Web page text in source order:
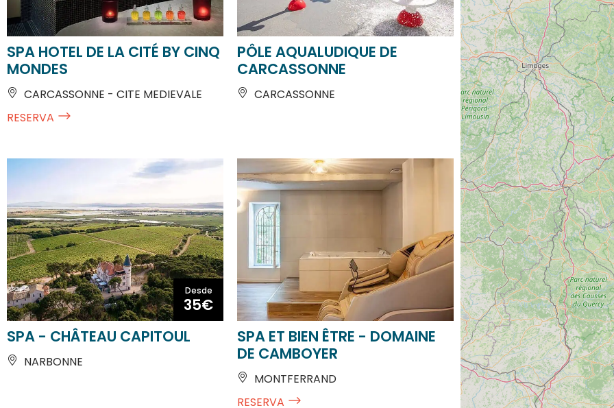
SPA HOTEL DE LA CITÉ BY CINQ
MONDES
CARCASSONNE - CITE MEDIEVALE
RESERVA
PÔLE AQUALUDIQUE DE
CARCASSONNE
CARCASSONNE
Desde
35€
SPA - CHÂTEAU CAPITOUL
NARBONNE
SPA ET BIEN ÊTRE - DOMAINE
DE CAMBOYER
MONTFERRAND
RESERVA